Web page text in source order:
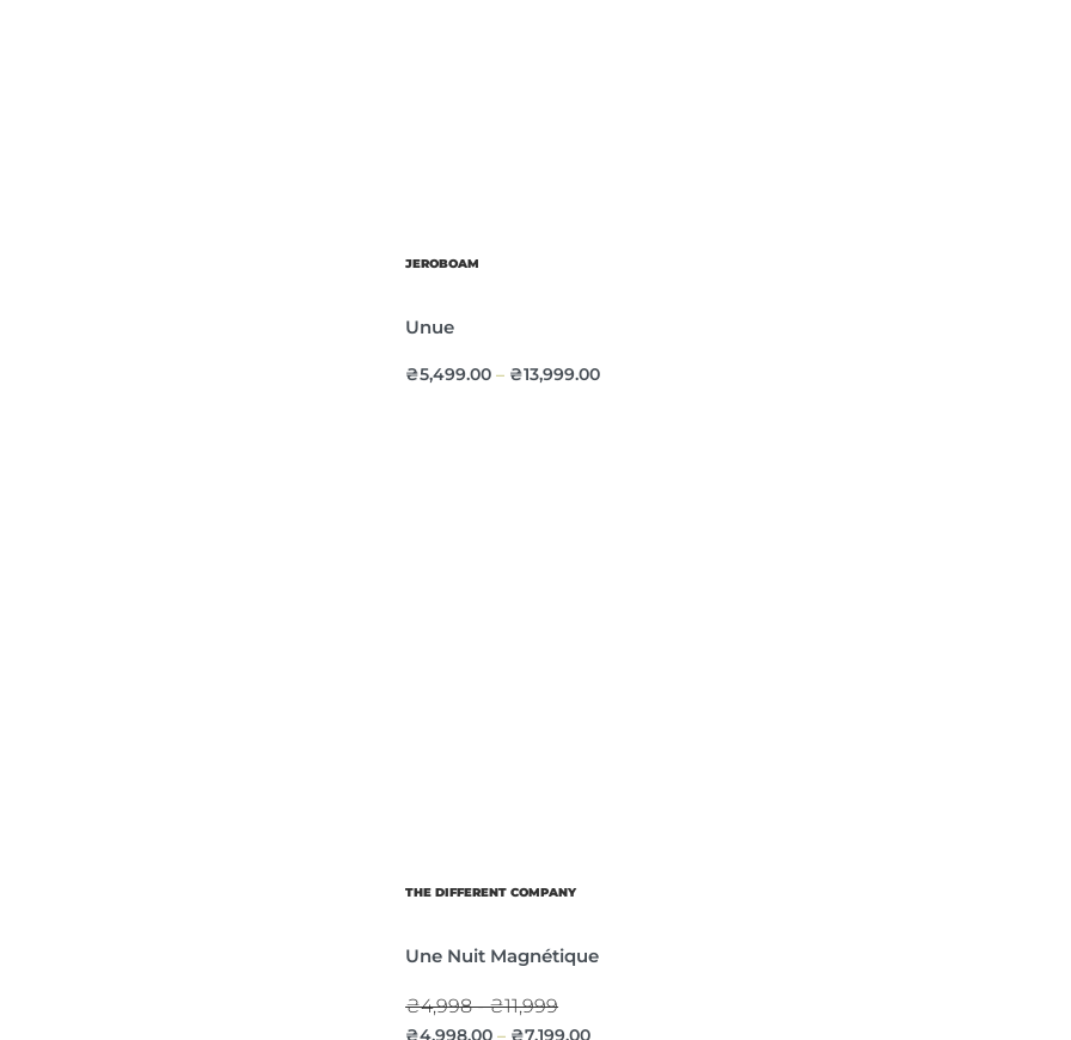
JEROBOAM
Unue
₴5,499.00 – ₴13,999.00
THE DIFFERENT COMPANY
Une Nuit Magnétique
₴4,998 - ₴11,999
₴4,998.00 – ₴7,199.00